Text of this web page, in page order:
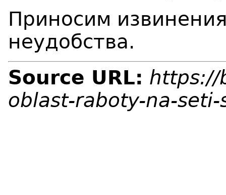
Приносим
неудобства.
Source URL: https://
oblast-raboty-na-